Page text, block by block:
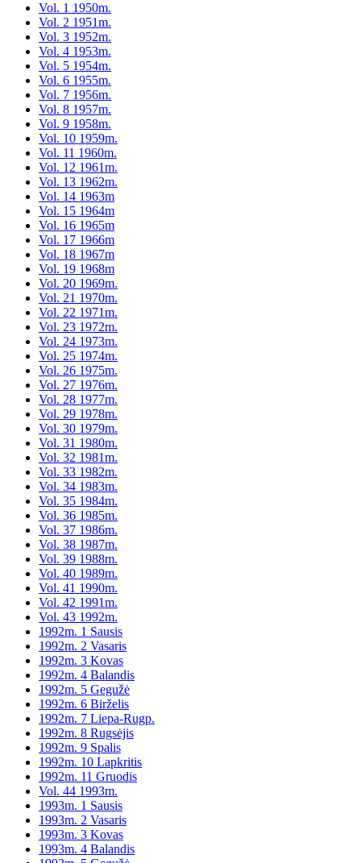
Vol. 1 1950m.
Vol. 2 1951m.
Vol. 3 1952m.
Vol. 4 1953m.
Vol. 5 1954m.
Vol. 6 1955m.
Vol. 7 1956m.
Vol. 8 1957m.
Vol. 9 1958m.
Vol. 10 1959m.
Vol. 11 1960m.
Vol. 12 1961m.
Vol. 13 1962m.
Vol. 14 1963m
Vol. 15 1964m
Vol. 16 1965m
Vol. 17 1966m
Vol. 18 1967m
Vol. 19 1968m
Vol. 20 1969m.
Vol. 21 1970m.
Vol. 22 1971m.
Vol. 23 1972m.
Vol. 24 1973m.
Vol. 25 1974m.
Vol. 26 1975m.
Vol. 27 1976m.
Vol. 28 1977m.
Vol. 29 1978m.
Vol. 30 1979m.
Vol. 31 1980m.
Vol. 32 1981m.
Vol. 33 1982m.
Vol. 34 1983m.
Vol. 35 1984m.
Vol. 36 1985m.
Vol. 37 1986m.
Vol. 38 1987m.
Vol. 39 1988m.
Vol. 40 1989m.
Vol. 41 1990m.
Vol. 42 1991m.
Vol. 43 1992m.
1992m. 1 Sausis
1992m. 2 Vasaris
1992m. 3 Kovas
1992m. 4 Balandis
1992m. 5 Gegužė
1992m. 6 Birželis
1992m. 7 Liepa-Rugp.
1992m. 8 Rugsėjis
1992m. 9 Spalis
1992m. 10 Lapkritis
1992m. 11 Gruodis
Vol. 44 1993m.
1993m. 1 Sausis
1993m. 2 Vasaris
1993m. 3 Kovas
1993m. 4 Balandis